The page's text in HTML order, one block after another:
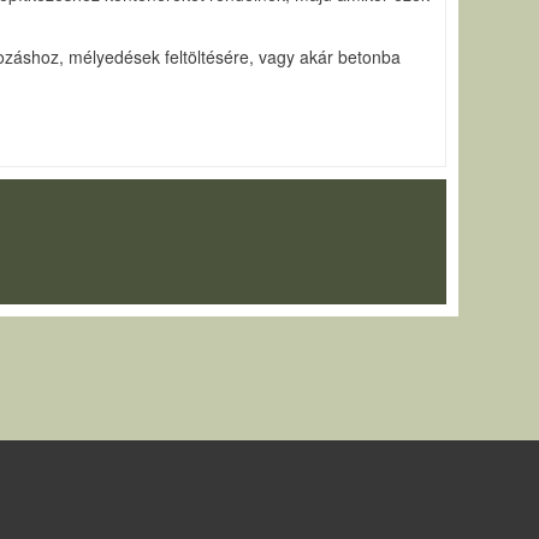
mélyedések feltöltésére, vagy akár betonba